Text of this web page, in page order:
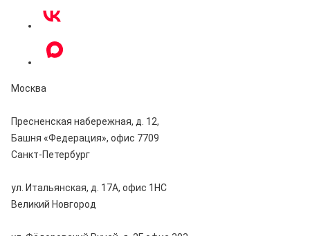
Москва
Пресненская набережная, д. 12,
Башня «Федерация», офис 7709
Санкт-Петербург
ул. Итальянская, д. 17А, офис 1НC
Великий Новгород